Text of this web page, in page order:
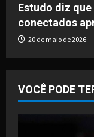
Estudo diz
conectados
20 de maio de 2026
VOCÊ PODE